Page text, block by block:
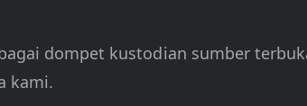
dompet kustodian sumber
kami.